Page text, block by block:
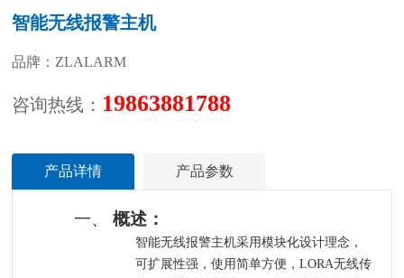
智能无线报警主机
品牌：ZLALARM
咨询热线： 19863881788
产品详情 产品参数
一、概述：
智能无线报警主机采用模块化设计理念，
可扩展性强，使用简单方便，LORA无线传